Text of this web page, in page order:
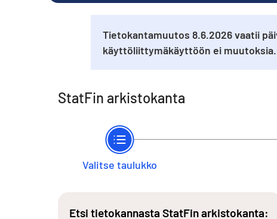
Tietokantamuutos 8.6.2026 vaatii
käyttöliittymäkäyttöön ei
StatFin arkistokanta
Valitse taulukko
Etsi tietokannasta StatFin arkistokanta: